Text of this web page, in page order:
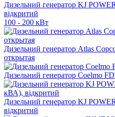
Дизельний генератор KJ
відкритий
100 - 200 кВт
Дизельний генератор Atlas
открытая
Дизельний генератор Coelmo
Дизельний генератор KJ
відкритий